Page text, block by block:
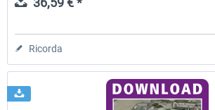
Ricorda